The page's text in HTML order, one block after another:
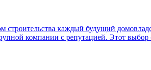
каждый будущий
компании с репутацией. Этот